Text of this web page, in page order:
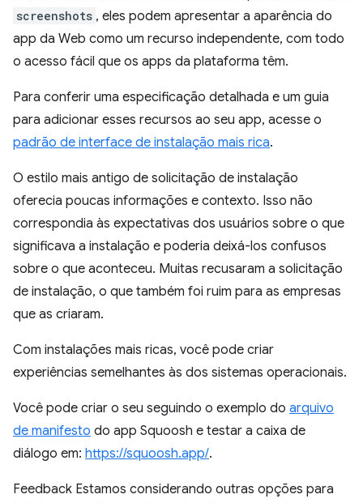
screenshots , eles podem apresentar a aparência do
app da Web como um recurso independente, com todo
o acesso fácil que os apps da plataforma têm.
Para conferir uma especificação detalhada e um guia
para adicionar esses recursos ao seu app, acesse o
padrão de interface de instalação mais rica.
O estilo mais antigo de solicitação de instalação
oferecia poucas informações e contexto. Isso não
correspondia às expectativas dos usuários sobre o que
significava a instalação e poderia deixá-los confusos
sobre o que aconteceu. Muitas recusaram a solicitação
de instalação, o que também foi ruim para as empresas
que as criaram.
Com instalações mais ricas, você pode criar
experiências semelhantes às dos sistemas operacionais.
Você pode criar o seu seguindo o exemplo do arquivo
de manifesto do app Squoosh e testar a caixa de
diálogo em: https://squoosh.app/.
Feedback Estamos considerando outras opções para